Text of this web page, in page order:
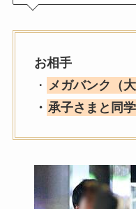
お相手
・ メガバンク（
・ 承子さまと同